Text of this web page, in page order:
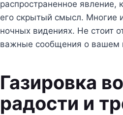
распространенное явление,
его скрытый смысл. Многие
ночных видениях. Не стоит
важные сообщения о вашем
Газировка
радости и